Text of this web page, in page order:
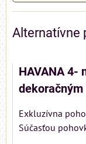
Alternatívne
HAVANA 4-
Exkluzívna
Súčasťou